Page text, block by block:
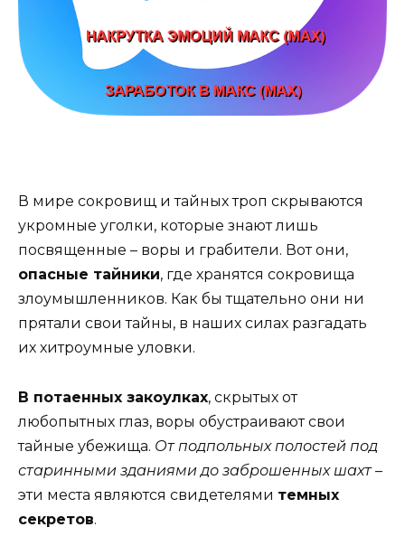
В мире сокровищ и тайных троп скрываются
укромные уголки, которые знают лишь
посвященные – воры и грабители. Вот они,
опасные тайники, где хранятся сокровища
злоумышленников. Как бы тщательно они ни
прятали свои тайны, в наших силах разгадать
их хитроумные уловки.
В потаенных закоулках, скрытых от
любопытных глаз, воры обустраивают свои
тайные убежища. От подпольных полостей под
старинными зданиями до заброшенных шахт–
эти места являются свидетелями темных
секретов.